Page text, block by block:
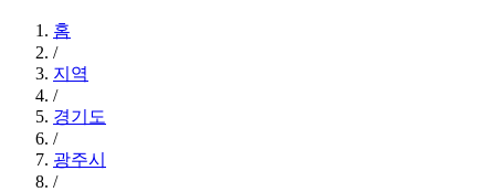
홈
/
지역
/
경기도
/
광주시
/